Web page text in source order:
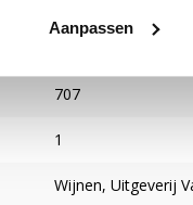
Aanpassen
707
1
Wijnen, Uitgeverij